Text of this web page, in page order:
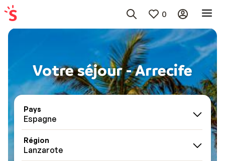
0
Votre séjour - Arrecife
Pays
Espagne
Région
Lanzarote